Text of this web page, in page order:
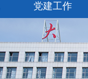
党建工作